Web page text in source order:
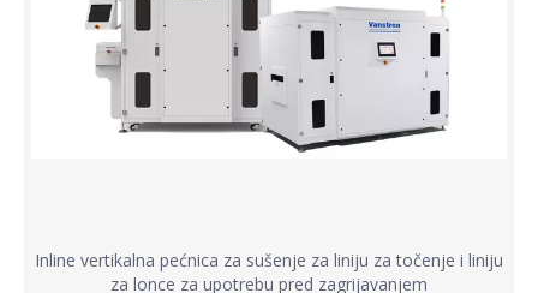
Inline vertikalna pećnica za sušenje za liniju za točenje i liniju
za lonce za upotrebu pred zagrijavanjem